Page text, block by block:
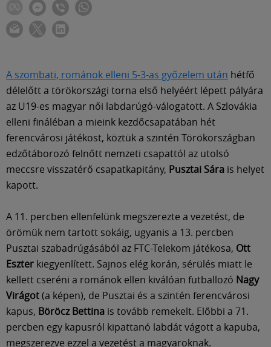
A szombati, románok elleni 5-3-as győzelem után hétfő
délelőtt a törökországi torna első helyéért lépett pályára
az U19-es magyar női labdarúgó-válogatott. A Szlovákia
elleni fináléban a mieink kezdőcsapatában hét
ferencvárosi játékost, köztük a szintén Törökországban
edzőtáborozó felnőtt nemzeti csapattól az utolsó
meccsre visszatérő csapatkapitány, Pusztai Sára is helyet
kapott.
A 11. percben ellenfelünk megszerezte a vezetést, de
örömük nem tartott sokáig, ugyanis a 13. percben
Pusztai szabadrúgásából az FTC-Telekom játékosa, Ott
Eszter kiegyenlített. Sajnos elég korán, sérülés miatt le
kellett cseréni a románok ellen kiválóan futballozó Nagy
Virágot(a képen), de Pusztai és a szintén ferencvárosi
kapus, Böröcz Bettina is tovább remekelt. Előbbi a 71.
percben egy kapusról kipattanó labdát vágott a kapuba,
megszerezve ezzel a vezetést a magyaroknak.
Szolgáltatások
Közösség
Múzeum
English